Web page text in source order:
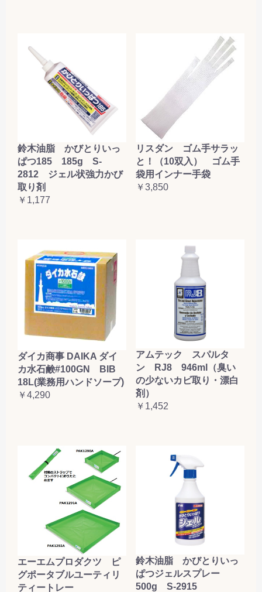
鈴木油脂 かびとりいっ
ぱつ185 185g S-
2812 ジェル状強力かび
取り剤
￥1,177
リスダン ゴム手サラッ
と！（10双入） ゴム手
袋用インナー手袋
￥3,850
ダイカ商事 DAIKA ダイ
カ水石鹸#100GN BIB
18L(業務用ハンドソープ)
￥4,290
アムテック スパルタ
ン RJ8 946ml（臭い
の少ないカビ取り・漂白
剤）
￥1,452
エーエムプロダクツ ピ
グポータブルユーティリ
ティートレー
鈴木油脂 かびとりいっ
ぱつジェルスプレー
500g S-2915